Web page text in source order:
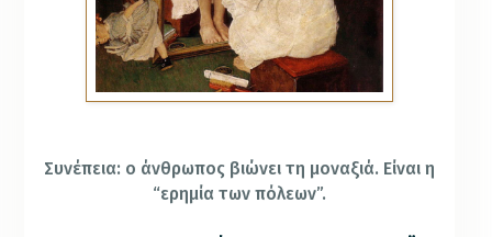
Συνέπεια: ο άνθρωπος βιώνει τη μοναξιά. Είναι η
“ερημία των πόλεων”.